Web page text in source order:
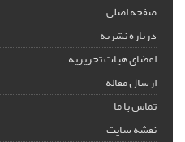
صفحه اصلی
درباره نشریه
اعضای هیات تحریریه
ارسال مقاله
تماس با ما
نقشه سایت